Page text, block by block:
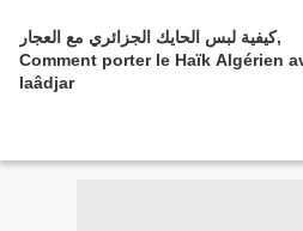
كيفية لبس الحايك الجزائري مع العجار,
Comment porter le Haïk Algérien
laâdjar